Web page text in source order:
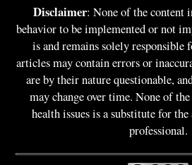
Disclaimer: None of the content
behavior to be implemented or not
is and remains solely responsible
articles may contain errors or
are by their nature questionable,
may change over time. None of
health issues is a substitute for
professional.